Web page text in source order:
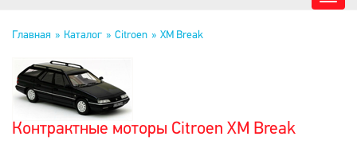
Главная Каталог Citroen XM Break
Контрактные моторы Citroen XM Break